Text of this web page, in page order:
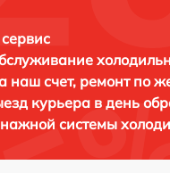
наш счет, ремонт по
курьера в день
системы